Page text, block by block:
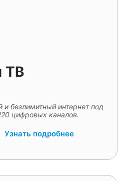
ТВ
безлимитный интернет под
цифровых каналов.
Узнать подробнее